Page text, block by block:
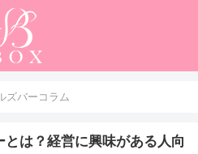
ズバーコラム
は？経営に興味がある人向